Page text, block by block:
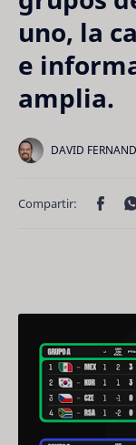
uno, la
e
amplia.